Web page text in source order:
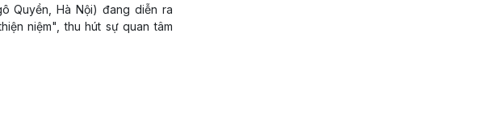
Quyền, Hà Nội) đang diễn ra
niệm", thu hút sự quan tâm